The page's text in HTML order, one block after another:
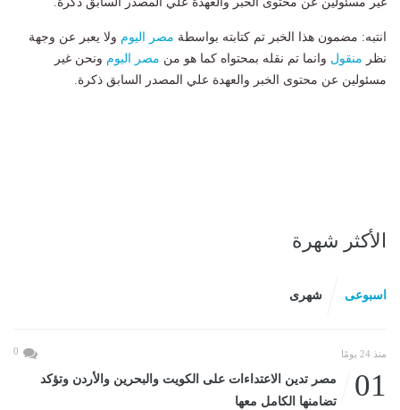
انتبه: مضمون هذا الخبر تم كتابته بواسطة مصر اليوم ولا يعبر عن وجهة
نظر منقول وانما تم نقله بمحتواه كما هو من مصر اليوم ونحن غير
مسئولين عن محتوى الخبر والعهدة علي المصدر السابق ذكرة.
الأكثر شهرة
اسبوعى شهرى
منذ 24 يومًا 0
01
مصر تدين الاعتداءات على الكويت والبحرين والأردن وتؤكد
تضامنها الكامل معها